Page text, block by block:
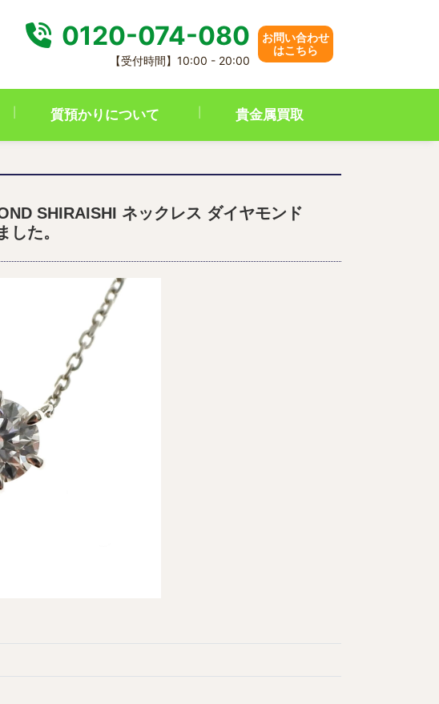
0120-074-080
【受付時間】10:00 - 20:00
お問い合わせ
はこちら
質預かりについて 貴金属買取
SHIRAISHI ネックレス ダイヤモンド
た。